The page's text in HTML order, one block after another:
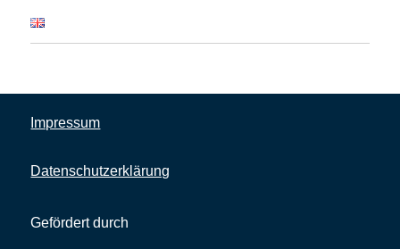
Impressum
Datenschutzerklärung
Gefördert durch